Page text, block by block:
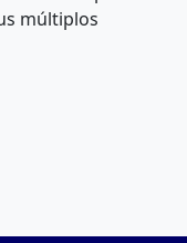
múltiplos